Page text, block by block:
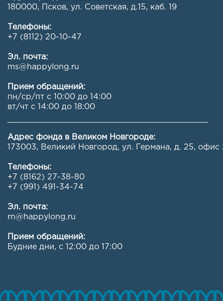
180000, Псков, ул. Советская, д.15, каб. 19
Телефоны:
+7 (8112) 20-10-47
Эл. почта:
ms@happylong.ru
Прием обращений:
пн/ср/пт с 10:00 до 14:00
вт/чт с 14:00 до 18:00
Адрес фонда в Великом Новгороде:
173003, Великий Новгород, ул. Германа, д. 25, офис
Телефоны:
+7 (8162) 27-38-80
+7 (991) 491-34-74
Эл. почта:
rn@happylong.ru
Прием обращений:
Будние дни, с 12:00 до 17:00